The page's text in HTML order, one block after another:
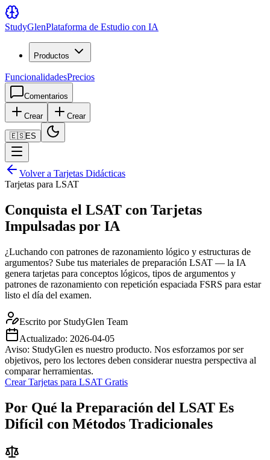
StudyGlenPlataforma de Estudio con IA
Productos
FuncionalidadesPrecios
Comentarios
Crear Crear
🇪🇸ES
Volver a Tarjetas Didácticas
Tarjetas para LSAT
Conquista el LSAT con Tarjetas
Impulsadas por IA
¿Luchando con patrones de razonamiento lógico y estructuras de
argumentos? Sube tus materiales de preparación LSAT — la IA
genera tarjetas para conceptos lógicos, tipos de argumentos y
patrones de razonamiento con repetición espaciada FSRS para estar
listo el día del examen.
Escrito por StudyGlen Team
Actualizado: 2026-04-05
Aviso: StudyGlen es nuestro producto. Nos esforzamos por ser
objetivos, pero los lectores deben considerar nuestra perspectiva al
comparar herramientas.
Crear Tarjetas para LSAT Gratis
Por Qué la Preparación del LSAT Es
Difícil con Métodos Tradicionales